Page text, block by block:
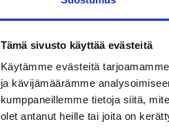
Tämä sivusto käyttää evästeitä
Käytämme evästeitä
ja kävijämäärämme
kumppaneillemme tietoja siitä,
olet antanut heille tai joita on